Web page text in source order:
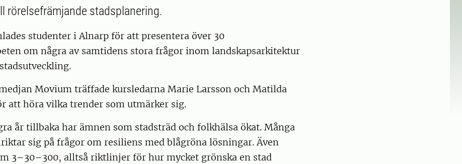
rörelsefrämjande stadsplanering.
studenter i Alnarp för att presentera över 30
om några av samtidens stora frågor inom landskapsarkitektur
Movium träffade kursledarna Marie Larsson och Matilda
att höra vilka trender som utmärker sig.
år tillbaka har ämnen som stadsträd och folkhälsa ökat. Många
sig på frågor om resiliens med blågröna lösningar. Även
3–30–300, alltså riktlinjer för hur mycket grönska en stad